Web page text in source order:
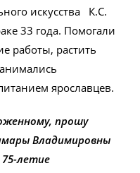
искусства К.С.
33 года. Помогали
работы, растить
ярославцев.
прошу
Владимировны
летие